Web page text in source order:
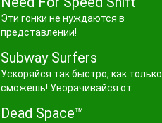
Эти гонки не нуждаются в
представлении!
Subway Surfers
Ускоряйся так быстро, как только
сможешь! Уворачивайся от
Dead Space™